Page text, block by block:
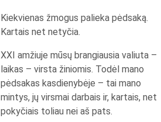
Kiekvienas žmogus palieka pėdsaką.
Kartais net netyčia.
XXI amžiuje mūsų brangiausia valiuta –
laikas – virsta žiniomis. Todėl mano
pėdsakas kasdienybėje – tai mano
mintys, jų virsmai darbais ir, kartais, net
pokyčiais toliau nei aš pats.